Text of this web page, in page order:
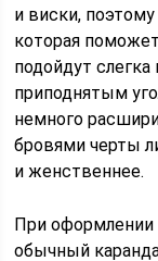
и виски,
которая
подойдут
приподнятым
немного
бровями черты
и женственнее.
При
обычный